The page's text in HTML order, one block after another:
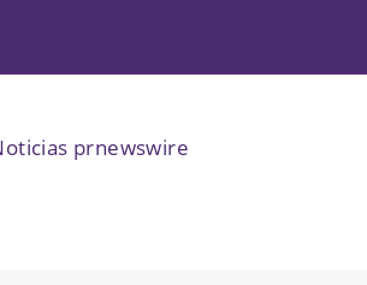
prnewswire